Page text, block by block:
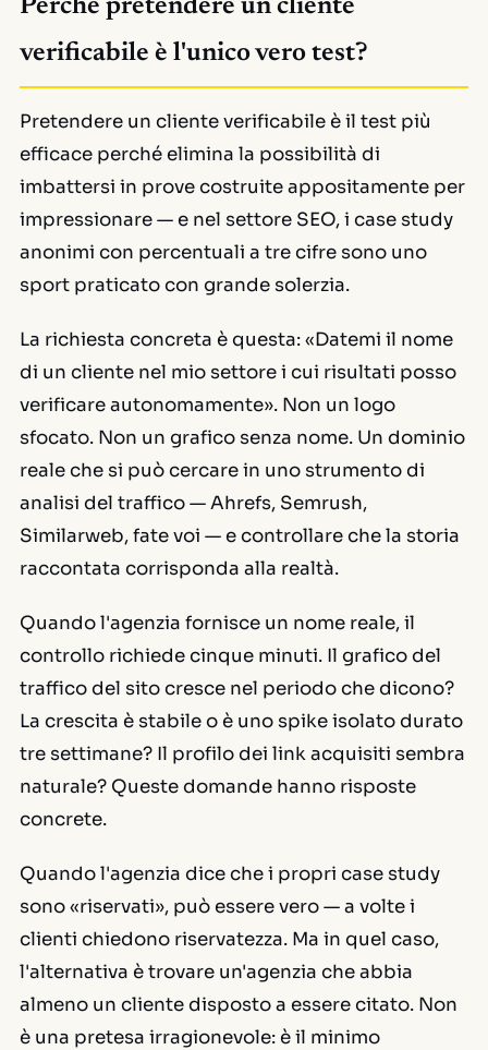
Perché pretendere un cliente
verificabile è l'unico vero test?
Pretendere un cliente verificabile è il test più
efficace perché elimina la possibilità di
imbattersi in prove costruite appositamente per
impressionare — e nel settore SEO, i case study
anonimi con percentuali a tre cifre sono uno
sport praticato con grande solerzia.
La richiesta concreta è questa: «Datemi il nome
di un cliente nel mio settore i cui risultati posso
verificare autonomamente». Non un logo
sfocato. Non un grafico senza nome. Un dominio
reale che si può cercare in uno strumento di
analisi del traffico — Ahrefs, Semrush,
Similarweb, fate voi — e controllare che la storia
raccontata corrisponda alla realtà.
Quando l'agenzia fornisce un nome reale, il
controllo richiede cinque minuti. Il grafico del
traffico del sito cresce nel periodo che dicono?
La crescita è stabile o è uno spike isolato durato
tre settimane? Il profilo dei link acquisiti sembra
naturale? Queste domande hanno risposte
concrete.
Quando l'agenzia dice che i propri case study
sono «riservati», può essere vero — a volte i
clienti chiedono riservatezza. Ma in quel caso,
l'alternativa è trovare un'agenzia che abbia
almeno un cliente disposto a essere citato. Non
è una pretesa irragionevole: è il minimo